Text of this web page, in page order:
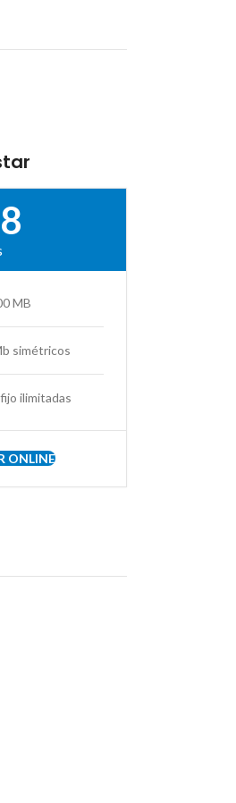
MB
simétricos
ilimitadas
ONLINE